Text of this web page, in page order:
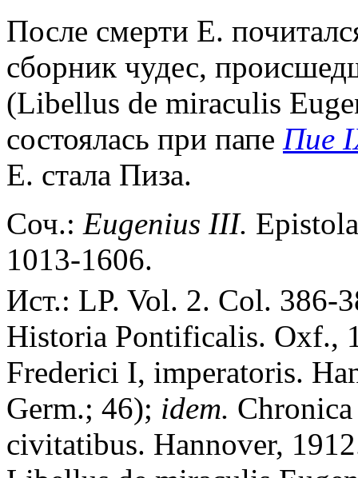
После смерти Е.
сборник чудес,
(Libellus de miraculis
состоялась при папе Пие
Е. стала Пиза.
Соч.: Eugenius III.
1013-1606.
Ист.: LP. Vol. 2. Col. 386-
Historia Pontificalis. Oxf.,
Frederici I, imperatoris.
Germ.; 46); idem.
civitatibus. Hannover,